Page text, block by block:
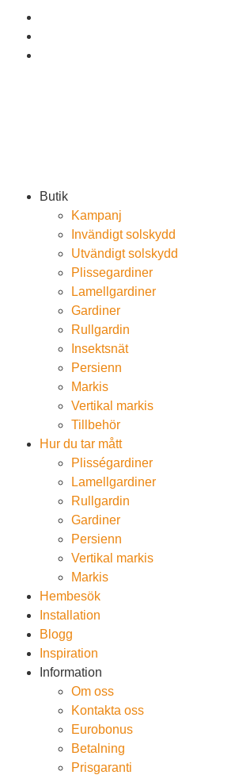
Butik
Kampanj
Invändigt solskydd
Utvändigt solskydd
Plissegardiner
Lamellgardiner
Gardiner
Rullgardin
Insektsnät
Persienn
Markis
Vertikal markis
Tillbehör
Hur du tar mått
Plisségardiner
Lamellgardiner
Rullgardin
Gardiner
Persienn
Vertikal markis
Markis
Hembesök
Installation
Blogg
Inspiration
Information
Om oss
Kontakta oss
Eurobonus
Betalning
Prisgaranti